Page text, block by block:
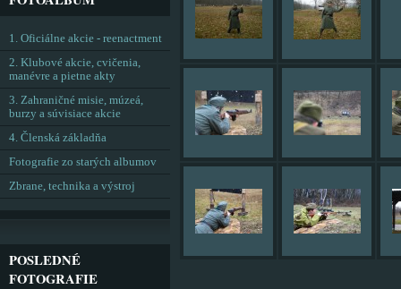
1. Oficiálne akcie - reenactment
2. Klubové akcie, cvičenia,
manévre a pietne akty
3. Zahraničné misie, múzeá,
burzy a súvisiace akcie
4. Členská základňa
Fotografie zo starých albumov
Zbrane, technika a výstroj
POSLEDNÉ
FOTOGRAFIE